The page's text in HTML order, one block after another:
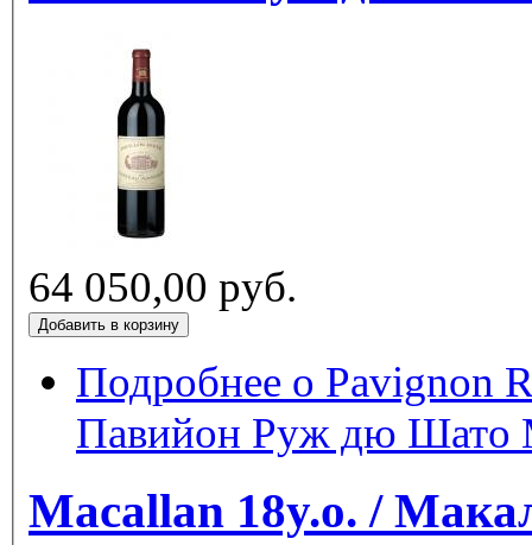
64 050,00 руб.
Подробнее о Pavignon
Павийон Руж дю Шато
Macallan